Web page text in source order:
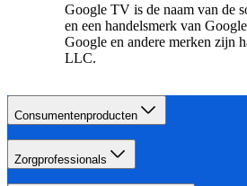
Google TV is de naam van de
en een handelsmerk van
Google en andere merken zijn
LLC.
Consumentenproducten
Zorgprofessionals